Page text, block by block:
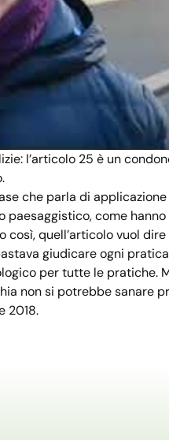
l’articolo 25 è un
che parla di applicaz
come
quell’articolo vuol
giudicare ogni
per tutte le pratiche.
non si potrebbe sanare
2018.